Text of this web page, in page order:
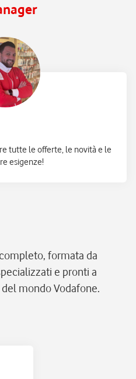
tutte le offerte, le novità e le
esigenze!
formata da
e pronti a
mondo Vodafone.